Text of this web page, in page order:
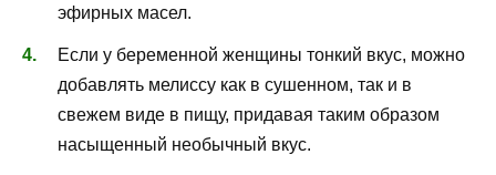
эфирных масел.
Если у беременной женщины тонкий вкус, можно
добавлять мелиссу как в сушенном, так и в
свежем виде в пищу, придавая таким образом
насыщенный необычный вкус.